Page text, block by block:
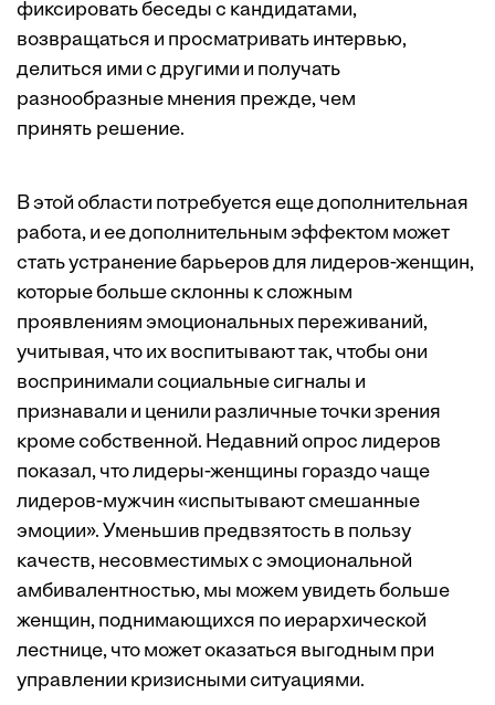
фиксировать беседы с кандидатами,
возвращаться и просматривать интервью,
делиться ими с другими и получать
разнообразные мнения прежде, чем
принять решение.
В этой области потребуется еще дополнительная
работа, и ее дополнительным эффектом может
стать устранение барьеров для лидеров-женщин,
которые больше склонны к сложным
проявлениям эмоциональных переживаний,
учитывая, что их воспитывают так, чтобы они
воспринимали социальные сигналы и
признавали и ценили различные точки зрения
кроме собственной. Недавний опрос лидеров
показал, что лидеры-женщины гораздо чаще
лидеров-мужчин «испытывают смешанные
эмоции». Уменьшив предвзятость в пользу
качеств, несовместимых с эмоциональной
амбивалентностью, мы можем увидеть больше
женщин, поднимающихся по иерархической
лестнице, что может оказаться выгодным при
управлении кризисными ситуациями.